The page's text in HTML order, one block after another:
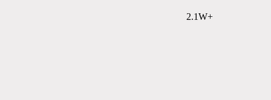
2.1W+